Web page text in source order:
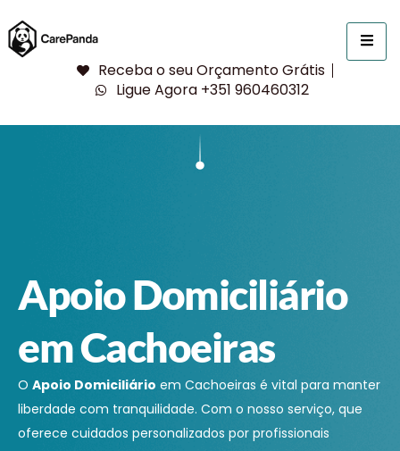
Receba o seu Orçamento Grátis
Ligue Agora +351 960460312
Apoio Domiciliário
em Cachoeiras
O Apoio Domiciliário em Cachoeiras é vital para manter
liberdade com tranquilidade. Com o nosso serviço, que
oferece cuidados personalizados por profissionais